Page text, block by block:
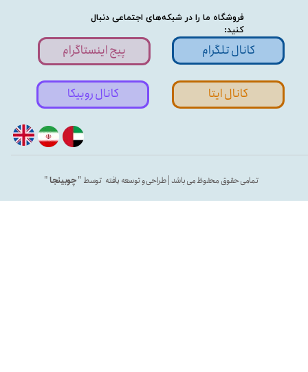
فروشگاه ما را در شبکه‌های اجتماعی دنبال
کنید:
تمامی حقوق محفوظ می باشد | طراحی و توسعه یافته توسط "چوبینجا"
پیج اینستاگرام کانال تلگرام
کانال ایتا کانال روبیکا